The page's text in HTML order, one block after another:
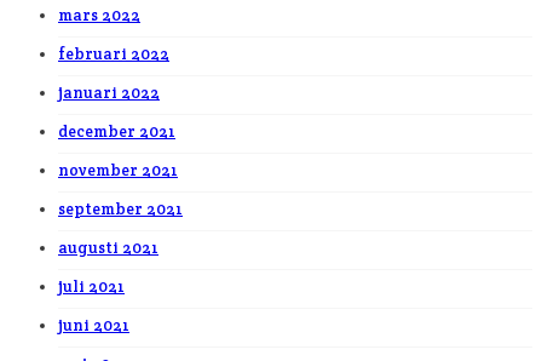
mars 2022
februari 2022
januari 2022
december 2021
november 2021
september 2021
augusti 2021
juli 2021
juni 2021